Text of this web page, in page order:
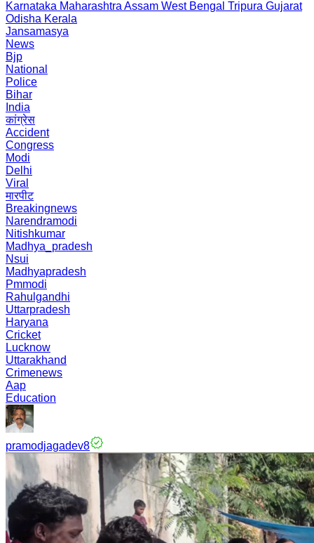
Karnataka Maharashtra Assam West Bengal Tripura Gujarat
Odisha Kerala
Jansamasya
News
Bjp
National
Police
Bihar
India
कांग्रेस
Accident
Congress
Modi
Delhi
Viral
मारपीट
Breakingnews
Narendramodi
Nitishkumar
Madhya_pradesh
Nsui
Madhyapradesh
Pmmodi
Rahulgandhi
Uttarpradesh
Haryana
Cricket
Lucknow
Uttarakhand
Crimenews
Aap
Education
pramodjagadev8